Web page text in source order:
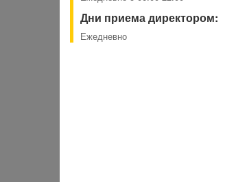
Дни приема директором:
Ежедневно